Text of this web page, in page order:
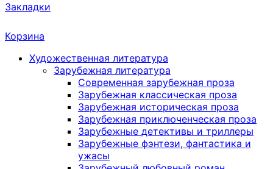
Закладки
Корзина
Художественная литература
Зарубежная литература
Современная зарубежная проза
Зарубежная классическая проза
Зарубежная историческая проза
Зарубежная приключенческая проза
Зарубежные детективы и триллеры
Зарубежные фэнтези, фантастика и
ужасы